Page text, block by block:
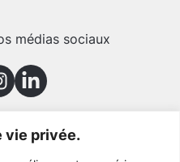
vie privée.
médias sociaux